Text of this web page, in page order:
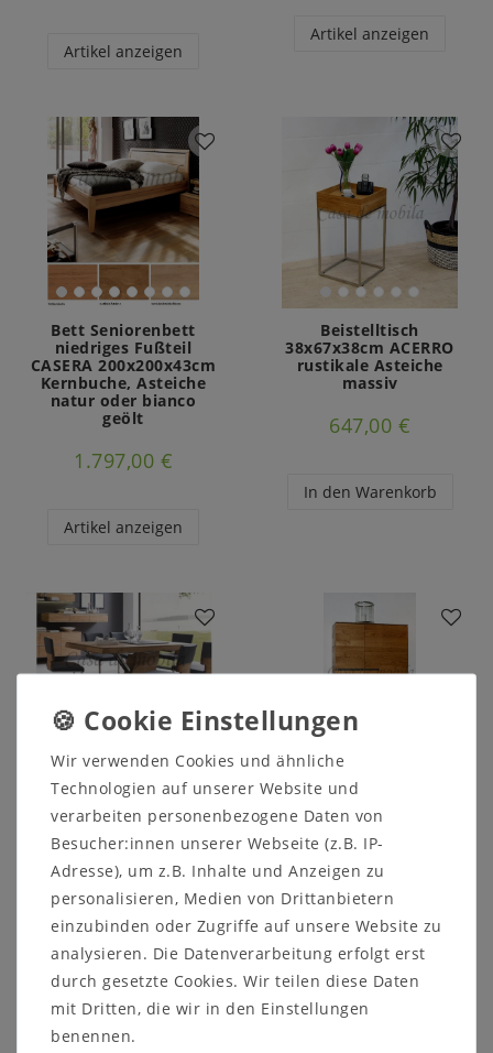
Artikel anzeigen
Artikel anzeigen
Bett Seniorenbett
niedriges Fußteil
CASERA 200x200x43cm
Kernbuche, Asteiche
natur oder bianco
geölt
1.797,00 €
Artikel anzeigen
Beistelltisch
38x67x38cm ACERRO
rustikale Asteiche
massiv
647,00 €
In den Warenkorb
Säulentisch ausziehbar
ACERRO
200/260x77x95cm
Asteiche massiv
5.207,00 €
Artikel anzeigen
98x149x42cm Schrank
rustikale Asteiche
massiv natur geölt
3.133,00 €
Artikel anzeigen
Wir verwenden Cookies und ähnliche
Technologien auf unserer Website und
verarbeiten personenbezogene Daten von
Besucher:innen unserer Webseite (z.B. IP-
Adresse), um z.B. Inhalte und Anzeigen zu
personalisieren, Medien von Drittanbietern
einzubinden oder Zugriffe auf unsere Website zu
analysieren. Die Datenverarbeitung erfolgt erst
durch gesetzte Cookies. Wir teilen diese Daten
mit Dritten, die wir in den Einstellungen
benennen.